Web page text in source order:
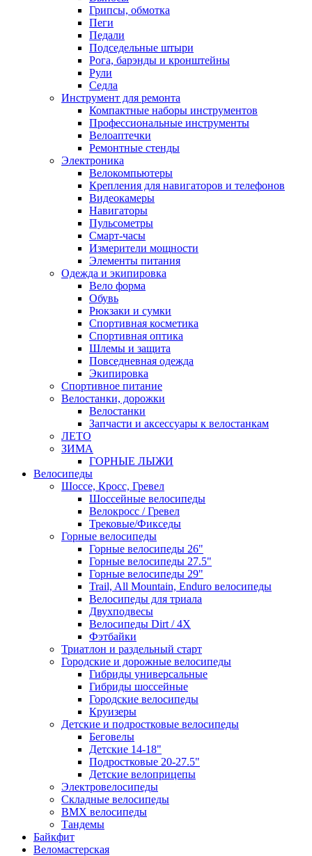
Грипсы, обмотка
Пеги
Педали
Подседельные штыри
Рога, барэнды и кронштейны
Рули
Седла
Инструмент для ремонта
Компактные наборы инструментов
Профессиональные инструменты
Велоаптечки
Ремонтные стенды
Электроника
Велокомпьютеры
Крепления для навигаторов и телефонов
Видеокамеры
Навигаторы
Пульсометры
Смарт-часы
Измерители мощности
Элементы питания
Одежда и экипировка
Вело форма
Обувь
Рюкзаки и сумки
Спортивная косметика
Спортивная оптика
Шлемы и защита
Повседневная одежда
Экипировка
Спортивное питание
Велостанки, дорожки
Велостанки
Запчасти и аксессуары к велостанкам
ЛЕТО
ЗИМА
ГОРНЫЕ ЛЫЖИ
Велосипеды
Шоссе, Кросс, Гревел
Шоссейные велосипеды
Велокросс / Гревел
Трековые/Фикседы
Горные велосипеды
Горные велосипеды 26"
Горные велосипеды 27.5"
Горные велосипеды 29"
Trail, All Mountain, Enduro велосипеды
Велосипеды для триала
Двухподвесы
Велосипеды Dirt / 4X
Фэтбайки
Триатлон и раздельный старт
Городские и дорожные велосипеды
Гибриды универсальные
Гибриды шоссейные
Городские велосипеды
Круизеры
Детские и подростковые велосипеды
Беговелы
Детские 14-18"
Подростковые 20-27.5"
Детские велоприцепы
Электровелосипеды
Складные велосипеды
BMX велосипеды
Тандемы
Байкфит
Веломастерская